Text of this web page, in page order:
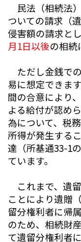
民法（相続法
ついての請求（
侵害額の請求と
月1日以後の相続
ただし金銭で
易に想定できま
間の合意により
よる給付が認め
為について、税
所得が発生する
達（所基通33-1
ています。
これまで、遺
ことにより遺贈
留分権利者に帰
のため、相続財
て遺留分権利者